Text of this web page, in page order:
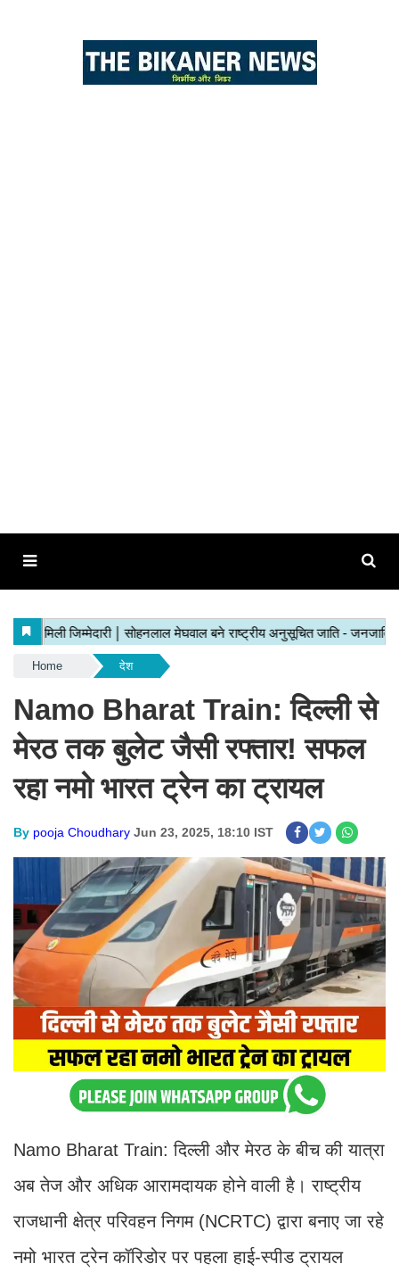
Home देश
Namo Bharat Train: दिल्ली से
मेरठ तक बुलेट जैसी रफ्तार! सफल
रहा नमो भारत ट्रेन का ट्रायल
By pooja Choudhary Jun 23, 2025, 18:10 IST
Namo Bharat Train: दिल्ली और मेरठ के बीच की यात्रा
अब तेज और अधिक आरामदायक होने वाली है। राष्ट्रीय
राजधानी क्षेत्र परिवहन निगम (NCRTC) द्वारा बनाए जा रहे
नमो भारत ट्रेन कॉरिडोर पर पहला हाई-स्पीड ट्रायल